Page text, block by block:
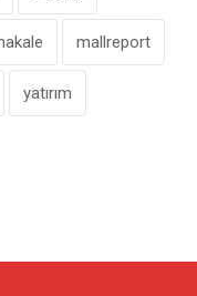
mallreport
yatırım